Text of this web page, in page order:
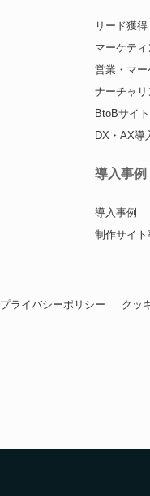
リード獲
マーケテ
営業・マー
ナーチャ
BtoBサイ
DX・AX導
導入事例
導入事例
制作サイト
プライバシーポリシー クッ